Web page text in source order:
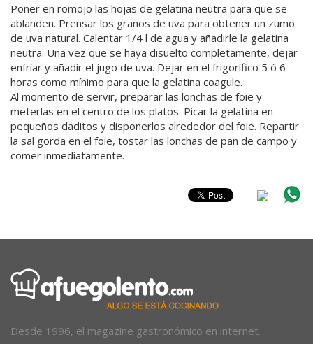
Poner en romojo las hojas de gelatina neutra para que se
ablanden. Prensar los granos de uva para obtener un zumo
de uva natural. Calentar 1/4 l de agua y añadirle la gelatina
neutra. Una vez que se haya disuelto completamente, dejar
enfríar y añadir el jugo de uva. Dejar en el frigorífico 5 ó 6
horas como mínimo para que la gelatina coagule.
Al momento de servir, preparar las lonchas de foie y
meterlas en el centro de los platos. Picar la gelatina en
pequeños daditos y disponerlos alrededor del foie. Repartir
la sal gorda en el foie, tostar las lonchas de pan de campo y
comer inmediatamente.
Desde 1996, el magazine gastronómico en internet.